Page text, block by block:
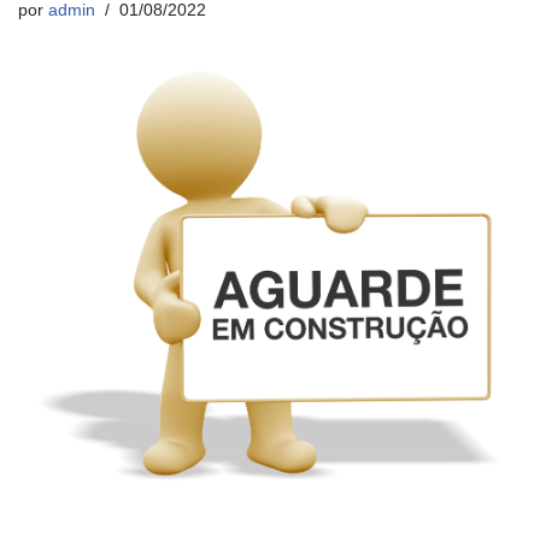
por admin 01/08/2022